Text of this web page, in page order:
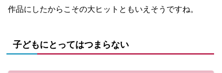
作品にしたからこその大ヒットともいえそうですね。
子どもにとってはつまらない